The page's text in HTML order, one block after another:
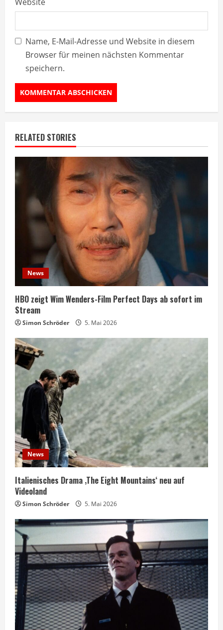
Name, E-Mail-Adresse und Website in diesem
Browser für meinen nächsten Kommentar
speichern.
RELATED STORIES
News
HBO zeigt Wim Wenders-Film Perfect Days ab sofort im
Stream
Simon Schröder 5. Mai 2026
News
Italienisches Drama ‚The Eight Mountains‘ neu auf
Videoland
Simon Schröder 5. Mai 2026